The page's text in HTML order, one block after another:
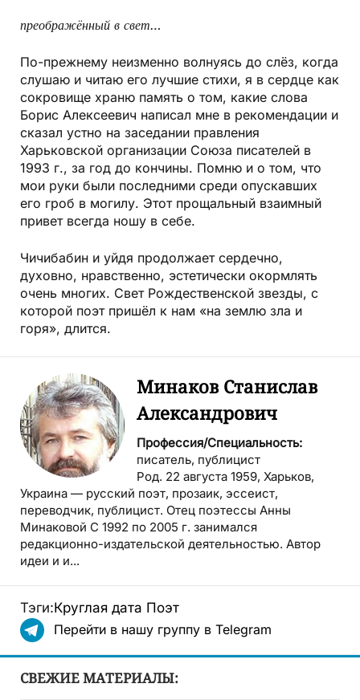
преображённый в свет…
По-прежнему неизменно волнуясь до слёз, когда
слушаю и читаю его лучшие стихи, я в сердце как
сокровище храню память о том, какие слова
Борис Алексеевич написал мне в рекомендации и
сказал устно на заседании правления
Харьковской организации Союза писателей в
1993 г., за год до кончины. Помню и о том, что
мои руки были последними среди опускавших
его гроб в могилу. Этот прощальный взаимный
привет всегда ношу в себе.
Чичибабин и уйдя продолжает сердечно,
духовно, нравственно, эстетически окормлять
очень многих. Свет Рождественской звезды, с
которой поэт пришёл к нам «на землю зла и
горя», длится.
Минаков Станислав
Александрович
Профессия/Специальность:
писатель, публицист
Род. 22 августа 1959, Харьков,
Украина — русский поэт, прозаик, эссеист,
переводчик, публицист. Отец поэтессы Анны
Минаковой С 1992 по 2005 г. занимался
редакционно-издательской деятельностью. Автор
идеи и и...
Тэги:Круглая дата Поэт
Перейти в нашу группу в Telegram
СВЕЖИЕ МАТЕРИАЛЫ: